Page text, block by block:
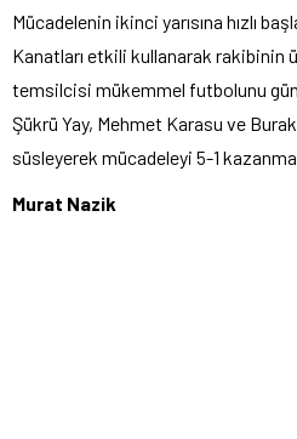
Mücadelenin ikinci yarısına hızlı
Kanatları etkili kullanarak rakibinin
temsilcisi mükemmel futbolunu
Şükrü Yay, Mehmet Karasu ve
süsleyerek mücadeleyi 5-1
Murat Nazik